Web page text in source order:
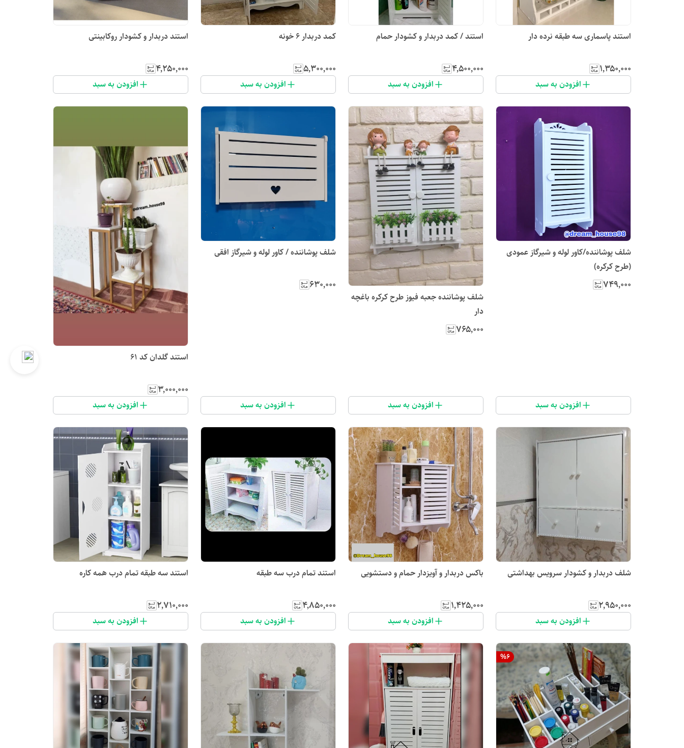
استند پاسماری سه طبقه نرده دار
۱٬۳۵۰٬۰۰۰
افزودن به سبد
استند / کمد دربدار و کشودار حمام
۴٬۵۰۰٬۰۰۰
افزودن به سبد
کمد دربدار ۶ خونه
۵٬۳۰۰٬۰۰۰
افزودن به سبد
استند دربدار و کشودار روکابینتی
۴٬۲۵۰٬۰۰۰
افزودن به سبد
شلف پوشاننده/کاور لوله و شیرگاز عمودی
(طرح کرکره)
۷۴۹٬۰۰۰
افزودن به سبد
شلف پوشاننده جعبه فیوز طرح کرکره باغچه
دار
۷۶۵٬۰۰۰
افزودن به سبد
شلف پوشاننده / کاور لوله و شیرگاز افقی
۶۳۰٬۰۰۰
افزودن به سبد
استند گلدان کد 61
۳٬۰۰۰٬۰۰۰
افزودن به سبد
شلف دربدار و کشودار سرویس بهداشتی
۲٬۹۵۰٬۰۰۰
افزودن به سبد
باکس دربدار و آویزدار حمام و دستشویی
۱٬۴۲۵٬۰۰۰
افزودن به سبد
استند تمام درب سه طبقه
۴٬۸۵۰٬۰۰۰
افزودن به سبد
استند سه طبقه تمام درب همه کاره
۲٬۷۱۰٬۰۰۰
افزودن به سبد
%6